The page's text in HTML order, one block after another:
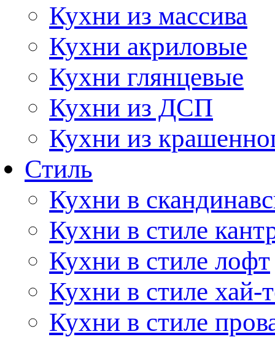
Кухни из массива
Кухни акриловые
Кухни глянцевые
Кухни из ДСП
Кухни из
Стиль
Кухни в
Кухни в стиле
Кухни в стиле лофт
Кухни в стиле хай-
Кухни в стиле